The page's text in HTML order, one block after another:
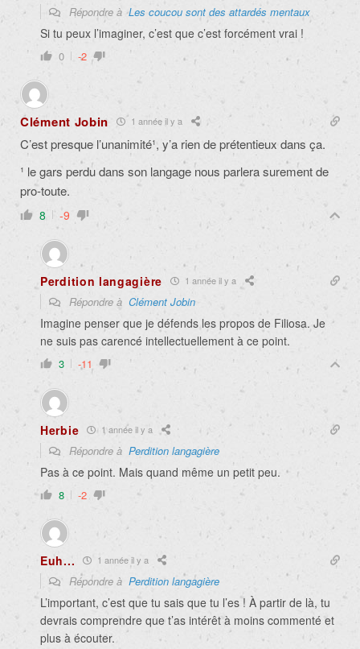
Répondre àLes coucou sont des attardés mentaux
Si tu peux l’imaginer, c’est que c’est forcément vrai !
0 -2
Clément Jobin 1 année il y a
C’est presque l’unanimité¹, y’a rien de prétentieux dans ça.
¹ le gars perdu dans son langage nous parlera surement de
pro-toute.
8 -9
Perdition langagière 1 année il y a
Répondre à Clément Jobin
Imagine penser que je défends les propos de Filiosa. Je
ne suis pas carencé intellectuellement à ce point.
3 -11
Herbie 1 année il y a
Répondre à Perdition langagière
Pas à ce point. Mais quand même un petit peu.
8 -2
Euh... 1 année il y a
Répondre à Perdition langagière
L’important, c’est que tu sais que tu l’es ! À partir de là, tu
devrais comprendre que t’as intérêt à moins commenté et
plus à écouter.